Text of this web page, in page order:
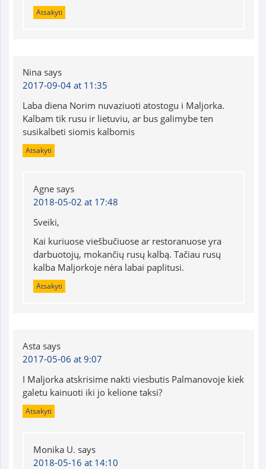
Atsakyti
Nina says
2017-09-04 at 11:35
Laba diena Norim nuvaziuoti atostogu i Maljorka.
Kalbam tik rusu ir lietuviu, ar bus galimybe ten
susikalbeti siomis kalbomis
Atsakyti
Agne says
2018-05-02 at 17:48
Sveiki,
Kai kuriuose viešbučiuose ar restoranuose yra
darbuotojų, mokančių rusų kalbą. Tačiau rusų
kalba Maljorkoje nėra labai paplitusi.
Atsakyti
Asta says
2017-05-06 at 9:07
I Maljorka atskrisime nakti viesbutis Palmanovoje kiek
galetu kainuoti iki jo kelione taksi?
Atsakyti
Monika U. says
2018-05-16 at 14:10